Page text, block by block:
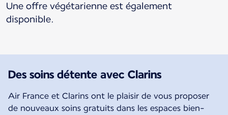
Une offre végétarienne est également
disponible.
Des soins détente avec Clarins
Air France et Clarins ont le plaisir de vous proposer
de nouveaux soins gratuits dans les espaces bien-